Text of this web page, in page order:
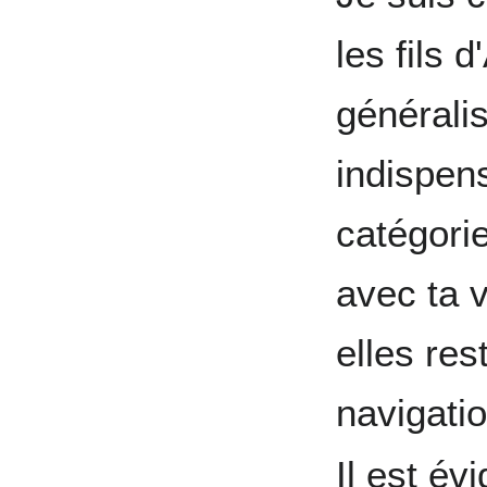
les fils
avec ta
elles
Il est